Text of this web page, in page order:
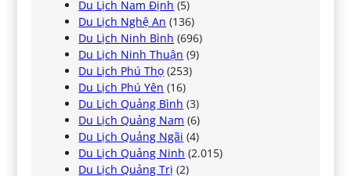
Du Lịch Nam Định (5)
Du Lịch Nghệ An (136)
Du Lịch Ninh Bình (696)
Du Lịch Ninh Thuận (9)
Du Lịch Phú Thọ (253)
Du Lịch Phú Yên (16)
Du Lịch Quảng Bình (3)
Du Lịch Quảng Nam (6)
Du Lịch Quảng Ngãi (4)
Du Lịch Quảng Ninh (2.015)
Du Lịch Quảng Trị (2)